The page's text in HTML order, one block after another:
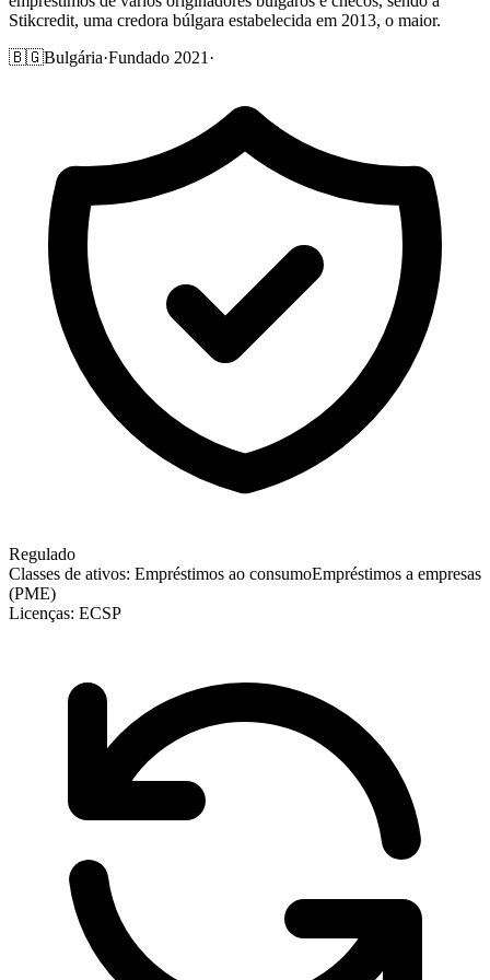
Stikcredit, uma credora búlgara estabelecida em 2013, o maior.
🇧🇬Bulgária·Fundado 2021 ·
Regulado
Classes de ativos: Empréstimos ao consumoEmpréstimos a empresas
(PME)
Licenças: ECSP